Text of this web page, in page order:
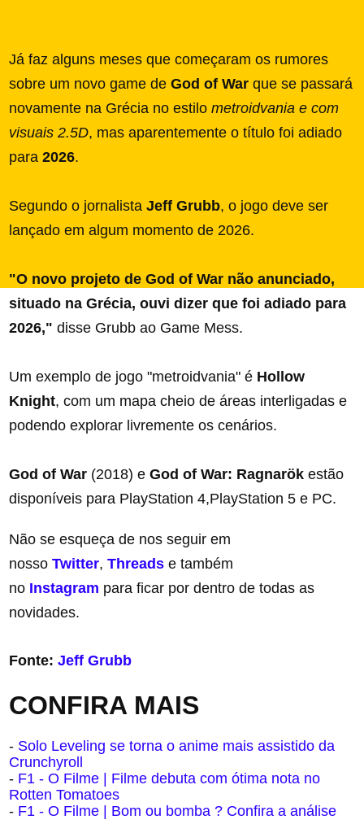
Já faz alguns meses que começaram os rumores
sobre um novo game deGod of War que se passará
novamente na Grécia no estilometroidvania e com
visuais 2.5D, mas aparentemente o título foi adiado
para2026.
Segundo o jornalistaJeff Grubb, o jogo deve ser
lançado em algum momento de 2026.
"O novo projeto de God of War não anunciado,
situado na Grécia, ouvi dizer que foi adiado para
2026,"disse Grubb ao Game Mess.
Um exemplo de jogo "metroidvania" é Hollow
Knight, com um mapa cheio de áreas interligadas e
podendo explorar livremente os cenários.
God of War (2018) eGod of War: Ragnarökestão
disponíveis para PlayStation 4,PlayStation 5 e PC.
Não se esqueça de nos seguir em
nossoTwitter, Threads e também
no Instagram para ficar por dentro de todas as
novidades.
Fonte:Jeff Grubb
CONFIRA MAIS
- Solo Leveling se torna o anime mais assistido da
Crunchyroll
- F1 - O Filme | Filme debuta com ótima nota no
Rotten Tomatoes
- F1 - O Filme | Bom ou bomba ? Confira a análise